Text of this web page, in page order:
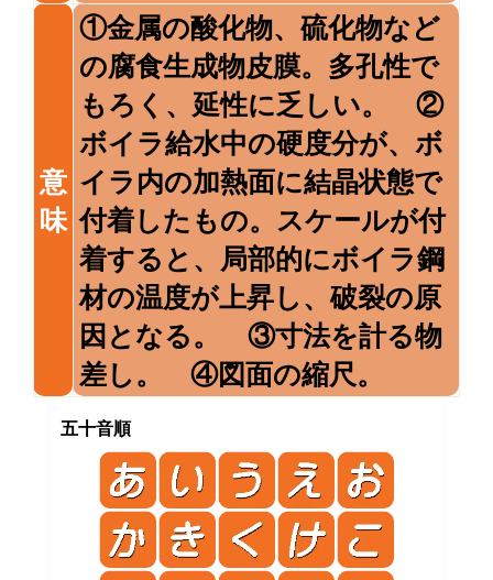
意
味
①金属の酸化物、硫化物など
の腐食生成物皮膜。多孔性で
もろく、延性に乏しい。 ②
ボイラ給水中の硬度分が、ボ
イラ内の加熱面に結晶状態で
付着したもの。スケールが付
着すると、局部的にボイラ鋼
材の温度が上昇し、破裂の原
因となる。 ③寸法を計る物
差し。 ④図面の縮尺。
五十音順